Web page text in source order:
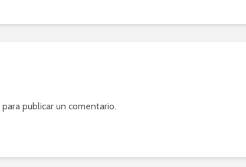
para publicar un comentario.